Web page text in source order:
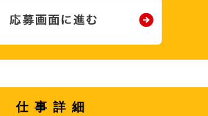
仕事詳細